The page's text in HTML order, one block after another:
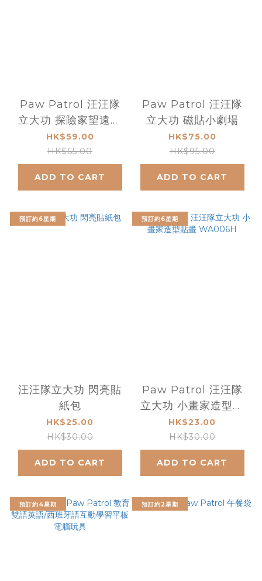
Paw Patrol 汪汪隊
立大功 探險家望遠鏡
─活力篇
HK$59.00
HK$65.00
ADD TO CART
Paw Patrol 汪汪隊
立大功 磁貼小劇場
HK$75.00
HK$95.00
ADD TO CART
預訂約6星期
汪汪隊立大功 閃亮貼
紙包
HK$25.00
HK$30.00
ADD TO CART
預訂約6星期
Paw Patrol 汪汪隊
立大功 小畫家造型貼
畫 WA006H
HK$23.00
HK$30.00
ADD TO CART
預訂約4星期 預訂約2星期